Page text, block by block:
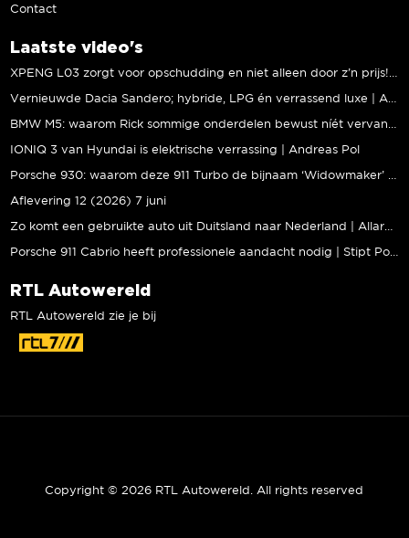
Contact
Laatste video's
IONIQ 3 van Hyundai is elektrische verrassing | Andreas Pol
Aflevering 12 (2026) 7 juni
RTL Autowereld
RTL Autowereld zie je bij
Copyright © 2026 RTL Autowereld. All rights reserved